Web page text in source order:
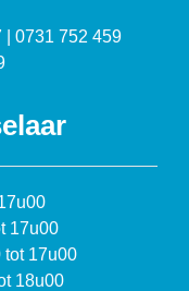
| 0731 752 459
17u00
tot 17u00
18u00